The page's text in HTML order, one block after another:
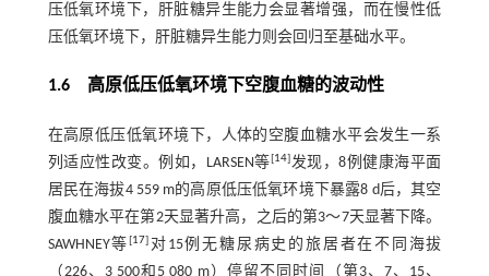
压低氧环境下，肝脏糖异生能力会显著增强，而在慢性低
压低氧环境下，肝脏糖异生能力则会回归至基础水平。
1.6 高原低压低氧环境下空腹血糖的波动性
在高原低压低氧环境下，人体的空腹血糖水平会发生一系
列适应性改变。例如，LARSEN等[14]发现，8例健康海平面
居民在海拔4 559 m的高原低压低氧环境下暴露8 d后，其空
腹血糖水平在第2天显著升高，之后的第3～7天显著下降。
SAWHNEY等[17] 对15例无糖尿病史的旅居者在不同海拔
（226、3 500和5 080 m）停留不同时间（第3、7、15、